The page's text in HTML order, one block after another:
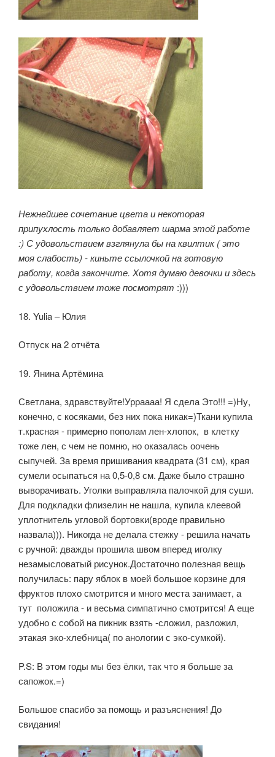
Нежнейшее сочетание цвета и некоторая
припухлость только добавляет шарма этой работе
:) С удовольствием взглянула бы на квилтик ( это
моя слабость) - киньте ссылочкой на готовую
работу, когда закончите. Хотя думаю девочки и здесь
с удовольствием тоже посмотрят :)))
18. Yulia – Юлия
Отпуск на 2 отчёта
19. Янина Артёмина
Светлана, здравствуйте!Урраааа! Я сдела Это!!! =)Ну,
конечно, с косяками, без них пока никак=)Ткани купила
т.красная - примерно пополам лен-хлопок, в клетку
тоже лен, с чем не помню, но оказалась оочень
сыпучей. За время пришивания квадрата (31 см), края
сумели осыпаться на 0,5-0,8 см. Даже было страшно
выворачивать. Уголки выправляла палочкой для суши.
Для подкладки флизелин не нашла, купила клеевой
уплотнитель угловой бортовки(вроде правильно
назвала))). Никогда не делала стежку - решила начать
с ручной: дважды прошила швом вперед иголку
незамысловатый рисунок.Достаточно полезная вещь
получилась: пару яблок в моей большое корзине для
фруктов плохо смотрится и много места занимает, а
тут положила - и весьма симпатично смотрится! А еще
удобно с собой на пикник взять -сложил, разложил,
этакая эко-хлебница( по анологии с эко-сумкой).
P.S: В этом годы мы без ёлки, так что я больше за
сапожок.=)
Большое спасибо за помощь и разъяснения! До
свидания!